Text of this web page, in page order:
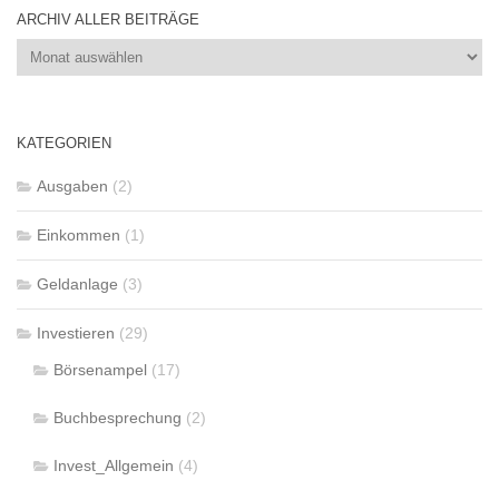
ARCHIV ALLER BEITRÄGE
Archiv
aller
KATEGORIEN
Ausgaben (2)
Einkommen (1)
Geldanlage (3)
Investieren (29)
Börsenampel (17)
Buchbesprechung (2)
Invest_Allgemein (4)